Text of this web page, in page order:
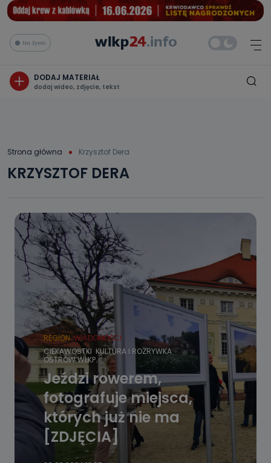
Na żywo
DODAJ MATERIAŁ
dodaj wideo, zdjęcie, tekst
Strona główna Krzysztof Dera
KRZYSZTOF DERA
REGION WIADOMOŚCI
CIEKAWOSTKI KULTURA I ROZRYWKA
OSTRÓW WLKP.
Jeździ rowerem,
fotografuje miejsca,
których już nie ma
[ZDJĘCIA]